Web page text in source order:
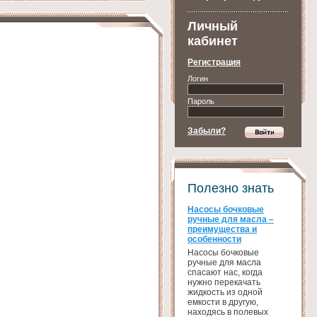
Личный
кабинет
Регистрация
Логин
Пароль
Забыли?
Полезно знать
Насосы бочковые
ручные для масла –
преимущества и
особенности
Насосы бочковые
ручные для масла
спасают нас, когда
нужно перекачать
жидкость из одной
емкости в другую,
находясь в полевых